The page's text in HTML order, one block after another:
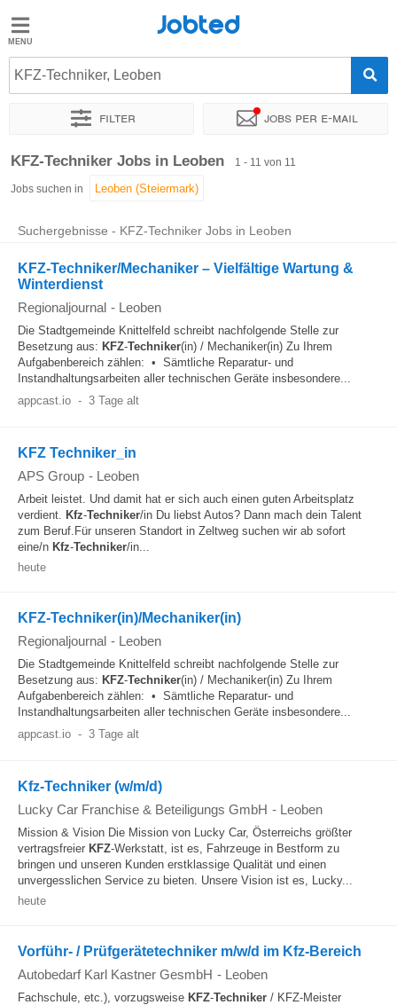
Jobted
Jobs
Jobted
KFZ-Techniker, Leoben
Filter Jobs per e-mail
Sortieren nach Genauer Standort Unternehmen
KFZ-Techniker Jobs in Leoben 1 - 11 von 11
Jobs suchen in
Suchergebnisse - KFZ-Techniker Jobs in Leoben
KFZ-Techniker/Mechaniker – Vielfältige Wartung &
Winterdienst
Regionaljournal - Leoben
Die Stadtgemeinde Knittelfeld schreibt nachfolgende Stelle zur
Besetzung aus: KFZ-Techniker(in) / Mechaniker(in) Zu Ihrem
Aufgabenbereich zählen: • Sämtliche Reparatur- und
Instandhaltungsarbeiten aller technischen Geräte insbesondere...
appcast.io - 3 Tage alt
KFZ Techniker_in
APS Group - Leoben
Arbeit leistet. Und damit hat er sich auch einen guten Arbeitsplatz
verdient. Kfz-Techniker/in Du liebst Autos? Dann mach dein Talent
zum Beruf.Für unseren Standort in Zeltweg suchen wir ab sofort
eine/n Kfz-Techniker/in...
heute
KFZ-Techniker(in)/Mechaniker(in)
Regionaljournal - Leoben
Die Stadtgemeinde Knittelfeld schreibt nachfolgende Stelle zur
Besetzung aus: KFZ-Techniker(in) / Mechaniker(in) Zu Ihrem
Aufgabenbereich zählen: • Sämtliche Reparatur- und
Instandhaltungsarbeiten aller technischen Geräte insbesondere...
appcast.io - 3 Tage alt
Kfz-Techniker (w/m/d)
Lucky Car Franchise & Beteiligungs GmbH - Leoben
Mission & Vision Die Mission von Lucky Car, Österreichs größter
vertragsfreier KFZ-Werkstatt, ist es, Fahrzeuge in Bestform zu
bringen und unseren Kunden erstklassige Qualität und einen
unvergesslichen Service zu bieten. Unsere Vision ist es, Lucky...
heute
Vorführ- / Prüfgerätetechniker m/w/d im Kfz-Bereich
Autobedarf Karl Kastner GesmbH - Leoben
Fachschule, etc.), vorzugsweise KFZ-Techniker / KFZ-Meister